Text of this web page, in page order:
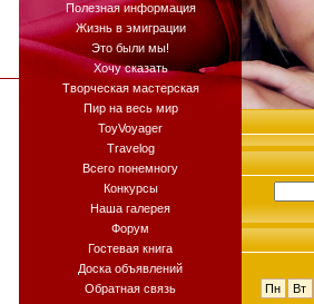
Полезная информация
Жизнь в эмиграции
Это были мы!
Хочу сказать
Творческая мастерская
Пир на весь мир
ToyVoyager
Travelog
Всего понемногу
Конкурсы
Наша галерея
Форум
Гостевая книга
Доска объявлений
Обратная связь
Пн
Вт